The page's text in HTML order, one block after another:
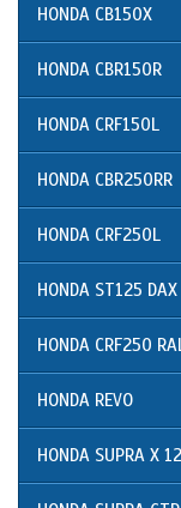
HONDA CB150X
HONDA CBR150R
HONDA CRF150L
HONDA CBR250RR
HONDA CRF250L
HONDA ST125 DAX
HONDA CRF250
HONDA REVO
HONDA SUPRA X